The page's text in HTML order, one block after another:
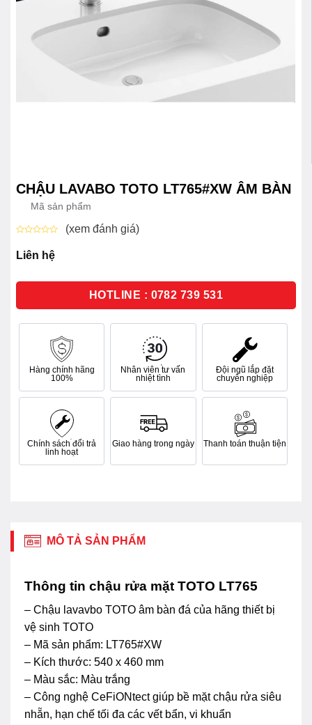
CHẬU LAVABO TOTO LT765#XW ÂM BÀN
Mã sản phẩm
xếp
hạng
sao
(xem đánh giá)
Liên hệ
HOTLINE : 0782 739 531
Hàng chính hãng
100%
Nhân viên tư vấn
nhiệt tình
Đội ngũ lắp đặt
chuyên nghiệp
Chính sách đổi trả
linh hoạt
Giao hàng trong ngày Thanh toán thuận tiện
MÔ TẢ SẢN PHẨM
Thông tin chậu rửa mặt TOTO LT765
– Chậu lavavbo TOTO âm bàn đá của hãng thiết bị
vệ sinh TOTO
– Mã sản phẩm: LT765#XW
– Kích thước: 540 x 460 mm
– Màu sắc: Màu trắng
– Công nghệ CeFiONtect giúp bề mặt chậu rửa siêu
nhẵn, hạn chế tối đa các vết bẩn, vi khuẩn